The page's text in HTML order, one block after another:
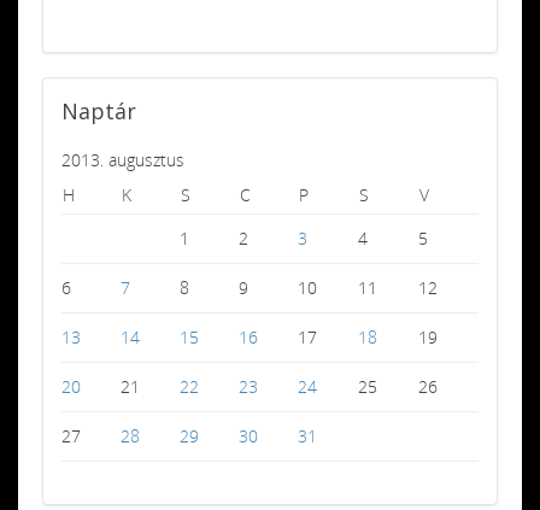
Naptár
2013. augusztus
H
K S C P S
V
1
2 3 4 5
6 7 8 9 10 11 12
13 14 15 16 17 18 19
20 21 22 23 24 25 26
27 28 29 30 31